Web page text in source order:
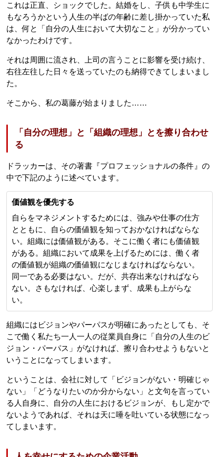
これは正直、ショックでした。結婚をし、子供も中学生に
もなろうかという人生の半ばの年齢に差し掛かっていた私
は、何と「自分の人生において大切なこと」が分かってい
なかったわけです。
それは周囲に流され、上司の言うことに影響を受け続け、
右往左往した日々を送っていたのも納得できてしまいまし
た。
そこから、私の葛藤が始まりました……
「自分の理想」と「組織の理想」とを擦り合わせ
る
ドラッカーは、その著書『プロフェッショナルの条件』の
中で下記のように述べています。
価値観を優先する
自らをマネジメントするためには、強みや仕事の仕方
とともに、自らの価値観を知っておかなければならな
い。組織には価値観がある。そこに働く者にも価値観
がある。組織において成果を上げるためには、働く者
の価値観が組織の価値観になじまなければならない。
同一である必要はない。だが、共存出来なければなら
ない。さもなければ、心楽しまず、成果も上がらな
い。
組織にはビジョンやパーパスが明確にあったとしても、そ
こで働く私たち一人一人の従業員自身に「自分の人生のビ
ジョン・パーパス」がなければ、擦り合わせようもないと
いうことになってしまいます。
ということは、会社に対して「ビジョンがない・明確じゃ
ない」「どうなりたいのか分からない」と文句を言ってい
る人自身に、自分の人生におけるビジョンが、もし定かで
ないようであれば、それは天に唾を吐いている状態になっ
てしまいます。